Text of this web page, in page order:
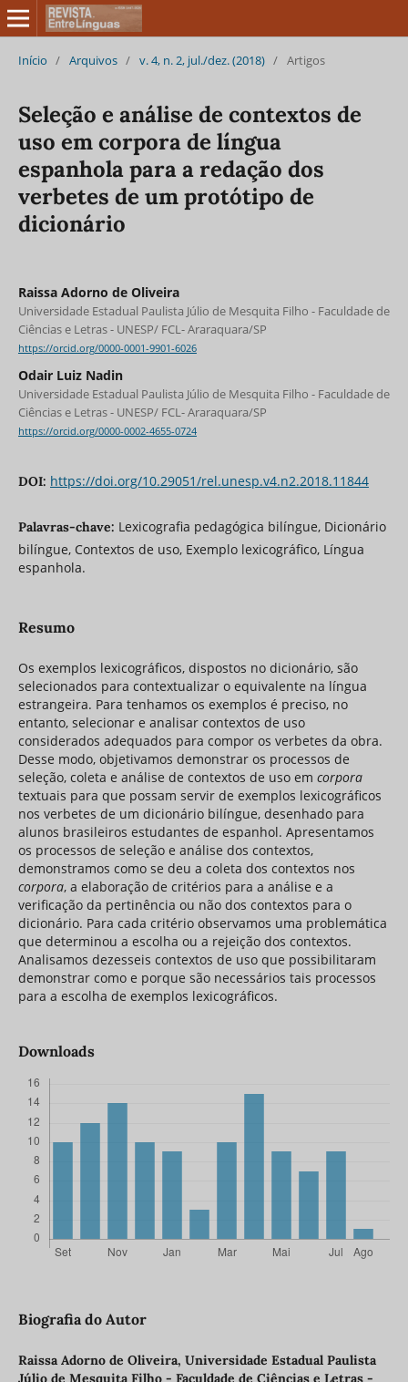
Início / Arquivos / v. 4, n. 2, jul./dez. (2018) / Artigos
Seleção e análise de contextos de
uso em corpora de língua
espanhola para a redação dos
verbetes de um protótipo de
dicionário
Raissa Adorno de Oliveira
Universidade Estadual Paulista Júlio de Mesquita Filho - Faculdade de
Ciências e Letras - UNESP/ FCL- Araraquara/SP
https://orcid.org/0000-0001-9901-6026
Odair Luiz Nadin
Universidade Estadual Paulista Júlio de Mesquita Filho - Faculdade de
Ciências e Letras - UNESP/ FCL- Araraquara/SP
https://orcid.org/0000-0002-4655-0724
DOI: https://doi.org/10.29051/rel.unesp.v4.n2.2018.11844
Palavras-chave: Lexicografia pedagógica bilíngue, Dicionário
bilíngue, Contextos de uso, Exemplo lexicográfico, Língua
espanhola.
Resumo
Os exemplos lexicográficos, dispostos no dicionário, são
selecionados para contextualizar o equivalente na língua
estrangeira. Para tenhamos os exemplos é preciso, no
entanto, selecionar e analisar contextos de uso
considerados adequados para compor os verbetes da obra.
Desse modo, objetivamos demonstrar os processos de
seleção, coleta e análise de contextos de uso em corpora
textuais para que possam servir de exemplos lexicográficos
nos verbetes de um dicionário bilíngue, desenhado para
alunos brasileiros estudantes de espanhol. Apresentamos
os processos de seleção e análise dos contextos,
demonstramos como se deu a coleta dos contextos nos
corpora, a elaboração de critérios para a análise e a
verificação da pertinência ou não dos contextos para o
dicionário. Para cada critério observamos uma problemática
que determinou a escolha ou a rejeição dos contextos.
Analisamos dezesseis contextos de uso que possibilitaram
demonstrar como e porque são necessários tais processos
para a escolha de exemplos lexicográficos.
Downloads
Biografia do Autor
Raissa Adorno de Oliveira, Universidade Estadual Paulista